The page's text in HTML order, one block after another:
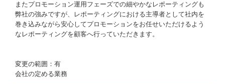
またプロモーション運用フェーズでの細やかなレポーティングも
弊社の強みですが、レポーティングにおける主導者として社内を
巻き込みながら安心してプロモーションをお任せいただけるよう
なレポーティングを顧客へ行っていただきます。
変更の範囲：有
会社の定める業務